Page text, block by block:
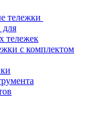
тележки
для
тележек
с комплектом